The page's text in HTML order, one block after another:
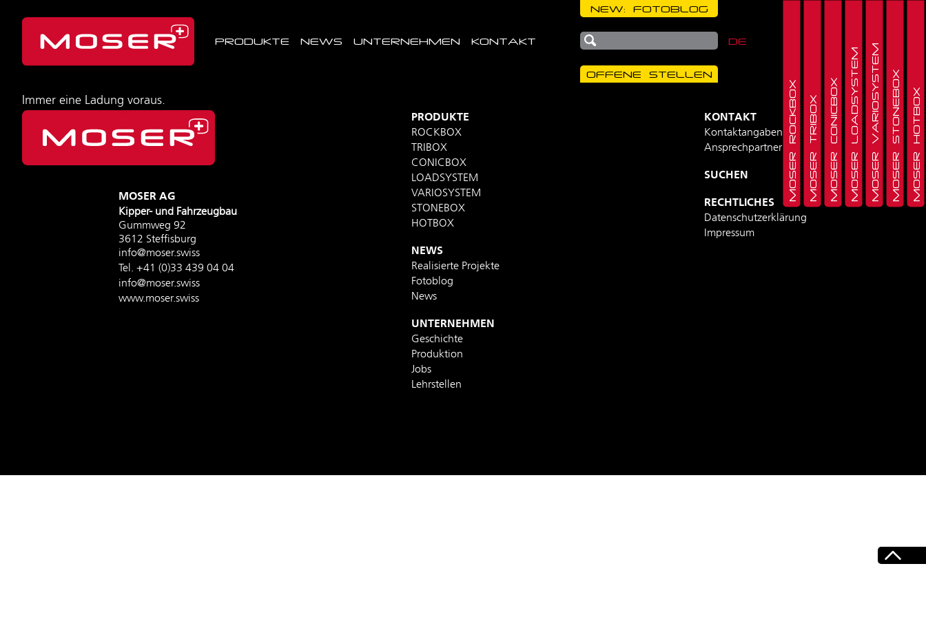
Immer eine Ladung voraus.
PRODUKTE NEWS UNTERNEHMEN KONTAKT DE
NEW: FOTOBLOG
OFFENE STELLEN
MOSER ROCKBOXMOSER TRIBOXMOSER CONICBOXMOSER LOADSYSTEMMOSER VARIOSYSTEMMOSER STONEBOXMOSER HOTBOX
MOSER AG
Kipper- und Fahrzeugbau
Gummweg 92
3612 Steffisburg
info@moser.swiss
Tel. +41 (0)33 439 04 04
info@moser.swiss
www.moser.swiss
PRODUKTE
ROCKBOX
TRIBOX
CONICBOX
LOADSYSTEM
VARIOSYSTEM
STONEBOX
HOTBOX
NEWS
Realisierte Projekte
Fotoblog
News
UNTERNEHMEN
Geschichte
Produktion
Jobs
Lehrstellen
KONTAKT
Kontaktangaben
Ansprechpartner
SUCHEN
RECHTLICHES
Datenschutzerklärung
Impressum